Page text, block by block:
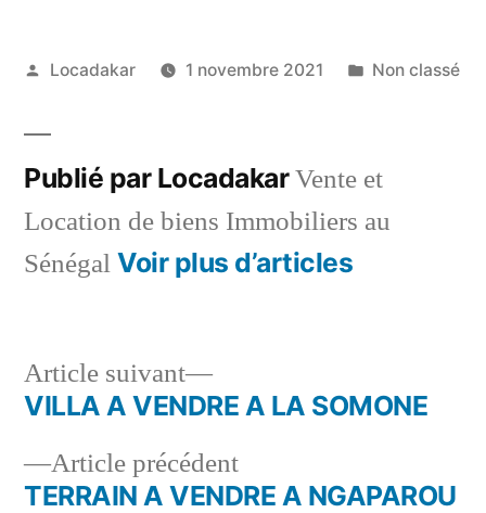
Publié
Locadakar 1 novembre 2021
Publié
Non classé
Publié par LocadakarVente et
Location de biens Immobiliers au
Sénégal Voir plus d’articles
Navigation
deArticle précédentArticle
précédent :
TERRAIN A VENDRE A NGAPAROU
Article suivant
Article
suivant :
VILLA A VENDRE A LA SOMONE